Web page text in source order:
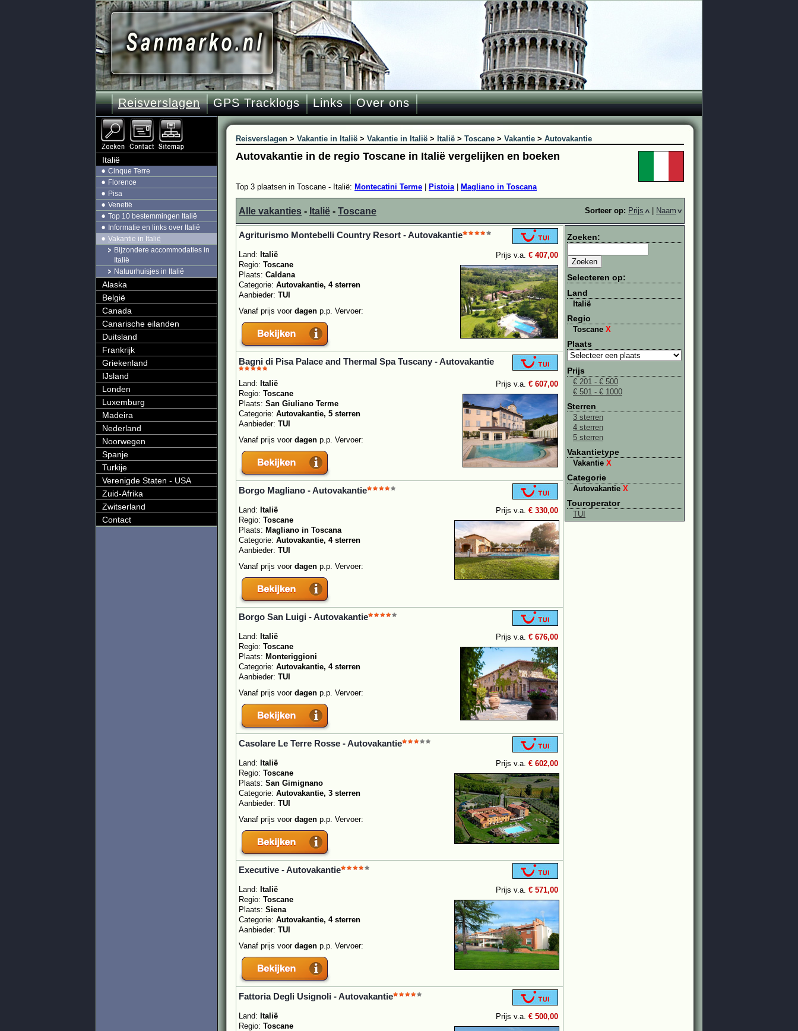
Reisverslagen GPS Tracklogs Links Over ons
Reisverslagen > Vakantie in Italië > Vakantie in Italië > Italië > Toscane > Vakantie > Autovakantie
Autovakantie in de regio Toscane in Italië vergelijken en boeken
Top 3 plaatsen in Toscane - Italië: Montecatini Terme Pistoia| Magliano in Toscana
Alle vakanties - Italië - Toscane Sorteer op: Prijs Naam
Agriturismo Montebelli Country Resort - Autovakantie
Prijs v.a. € 407,00
Land: Italië
Regio: Toscane
Plaats: Caldana
Categorie: Autovakantie, 4 sterren
Aanbieder: TUI
Vanaf prijs voor dagen p.p. Vervoer:
Bagni di Pisa Palace and Thermal Spa Tuscany - Autovakantie
Prijs v.a. € 607,00
Land: Italië
Regio: Toscane
Plaats: San Giuliano Terme
Categorie: Autovakantie, 5 sterren
Aanbieder: TUI
Vanaf prijs voor dagen p.p. Vervoer:
Borgo Magliano - Autovakantie
Prijs v.a. € 330,00
Land: Italië
Regio: Toscane
Plaats: Magliano in Toscana
Categorie: Autovakantie, 4 sterren
Aanbieder: TUI
Vanaf prijs voor dagen p.p. Vervoer:
Borgo San Luigi - Autovakantie
Prijs v.a. € 676,00
Land: Italië
Regio: Toscane
Plaats: Monteriggioni
Categorie: Autovakantie, 4 sterren
Aanbieder: TUI
Vanaf prijs voor dagen p.p. Vervoer:
Casolare Le Terre Rosse - Autovakantie
Prijs v.a. € 602,00
Land: Italië
Regio: Toscane
Plaats: San Gimignano
Categorie: Autovakantie, 3 sterren
Aanbieder: TUI
Vanaf prijs voor dagen p.p. Vervoer:
Executive - Autovakantie
Prijs v.a. € 571,00
Land: Italië
Regio: Toscane
Plaats: Siena
Categorie: Autovakantie, 4 sterren
Aanbieder: TUI
Vanaf prijs voor dagen p.p. Vervoer:
Fattoria Degli Usignoli - Autovakantie
Prijs v.a. € 500,00
Land: Italië
Regio: Toscane
Zoeken:
Selecteren op:
Land
Italië
Regio
Toscane X
Plaats
Prijs
€ 201 - € 500
€ 501 - € 1000
Sterren
3 sterren
4 sterren
5 sterren
Vakantietype
Vakantie X
Categorie
Autovakantie X
Touroperator
TUI
Italië
Cinque Terre
Florence
Pisa
Venetië
Top 10 bestemmingen Italië
Informatie en links over Italië
Vakantie in Italië
Bijzondere accommodaties in
Italië
Natuurhuisjes in Italië
Alaska
België
Canada
Canarische eilanden
Duitsland
Frankrijk
Griekenland
IJsland
Londen
Luxemburg
Madeira
Nederland
Noorwegen
Spanje
Turkije
Verenigde Staten - USA
Zuid-Afrika
Zwitserland
Contact